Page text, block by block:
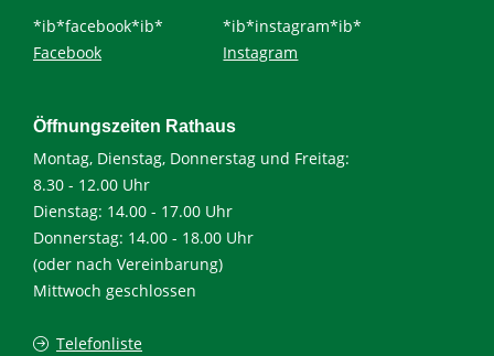
*ib*facebook*ib*
Facebook
*ib*instagram*ib*
Instagram
Öffnungszeiten Rathaus
Montag, Dienstag, Donnerstag und Freitag:
8.30 - 12.00 Uhr
Dienstag: 14.00 - 17.00 Uhr
Donnerstag: 14.00 - 18.00 Uhr
(oder nach Vereinbarung)
Mittwoch geschlossen
Telefonliste